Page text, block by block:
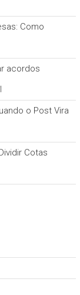
Como
acordos
o Post Vira
Cotas